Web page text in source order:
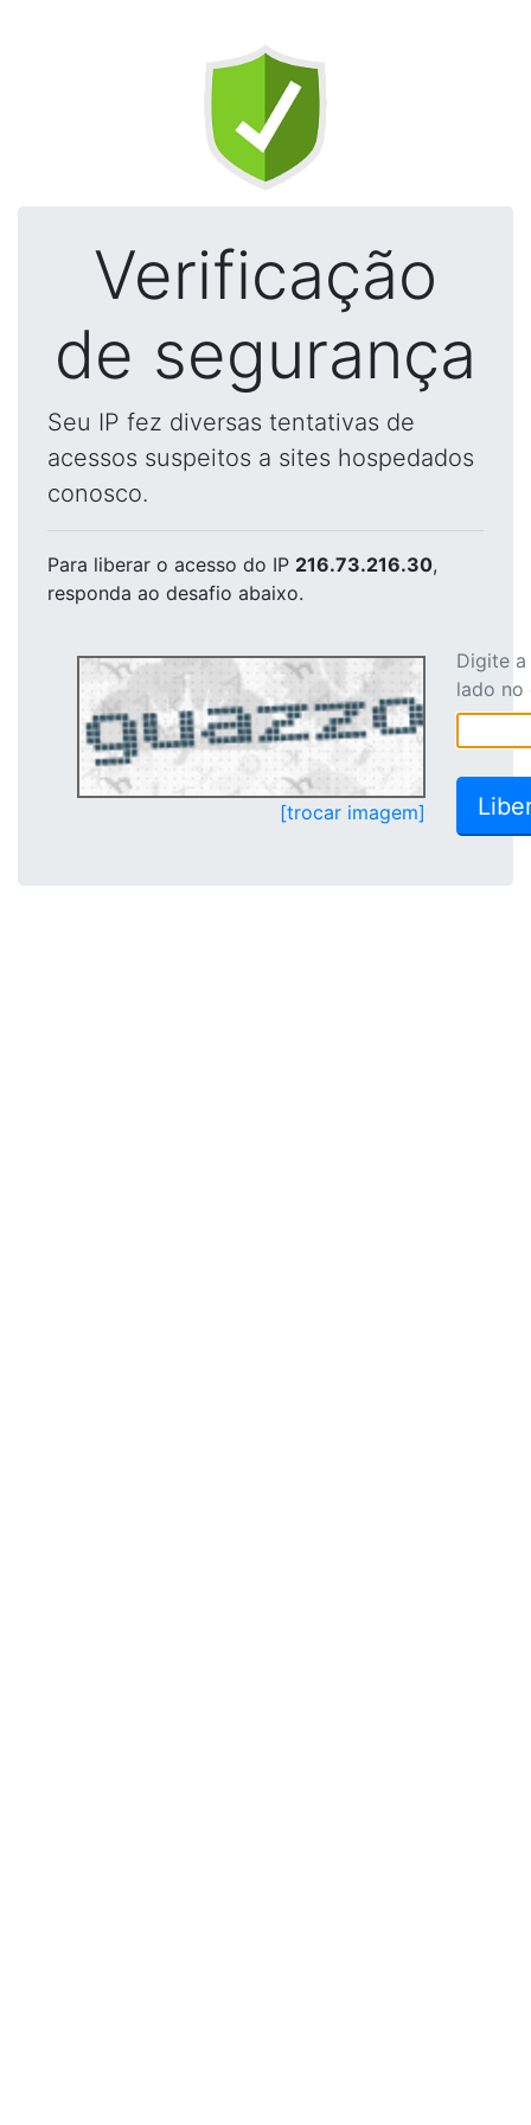
Verificação
de segurança
Seu IP fez diversas tentativas de
acessos suspeitos a sites hospedados
conosco.
Para liberar o acesso do IP 216.73.216.30,
responda ao desafio abaixo.
[trocar imagem]
Digite
lado no